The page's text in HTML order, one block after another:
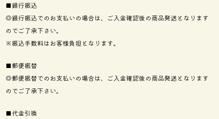
■銀行振込
◎銀行振込でのお支払いの場合は、ご入金確認後の商品発送となります
のでご了承下さい。
※振込手数料はお客様負担となります。
■郵便振替
◎郵便振替でのお支払いの場合は、ご入金確認後の商品発送となります
のでご了承下さい。
■代金引換